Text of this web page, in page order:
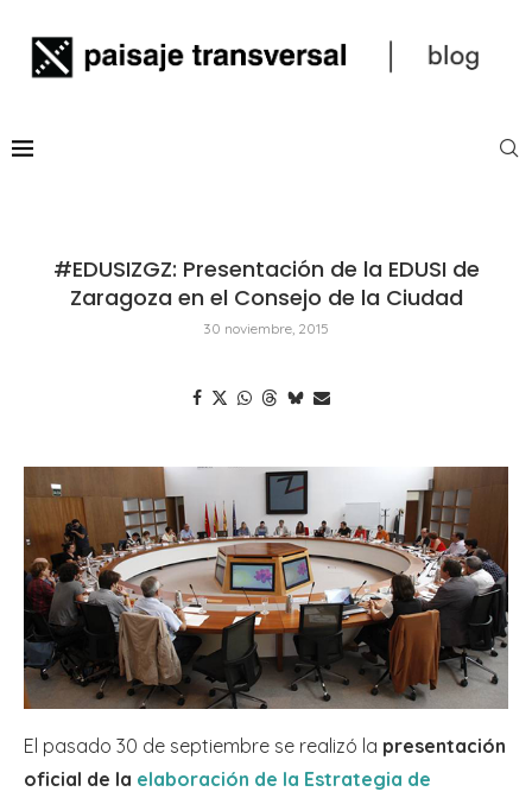
#EDUSIZGZ: Presentación de la EDUSI de
Zaragoza en el Consejo de la Ciudad
30 noviembre, 2015
El pasado 30 de septiembre se realizó la presentación
oficial de la elaboración de la Estrategia de